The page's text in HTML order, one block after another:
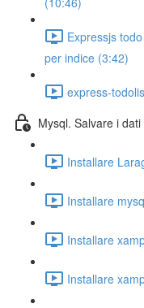
Expressjs
per indice (3:42)
express-
Mysql. Salvare i
Installare
Installare
Installare
Installare